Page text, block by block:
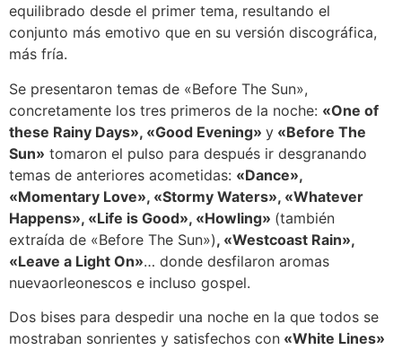
equilibrado desde el primer tema, resultando el
conjunto más emotivo que en su versión discográfica,
más fría.
Se presentaron temas de «Before The Sun»,
concretamente los tres primeros de la noche: «One of
these Rainy Days», «Good Evening» y «Before The
Sun» tomaron el pulso para después ir desgranando
temas de anteriores acometidas: «Dance»,
«Momentary Love», «Stormy Waters», «Whatever
Happens», «Life is Good», «Howling» (también
extraída de «Before The Sun»), «Westcoast Rain»,
«Leave a Light On»… donde desfilaron aromas
nuevaorleonescos e incluso gospel.
Dos bises para despedir una noche en la que todos se
mostraban sonrientes y satisfechos con «White Lines»